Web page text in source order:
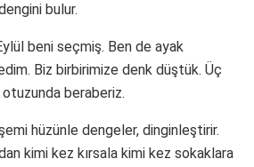
bulur.
beni seçmiş. Ben de ayak
Biz birbirimize denk düştük. Üç
beraberiz.
hüzünle dengeler, dinginleştirir.
kimi kez kırsala kimi kez sokaklara